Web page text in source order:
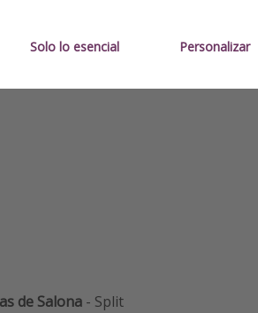
de Salona - Split
Solo lo esencial Personalizar